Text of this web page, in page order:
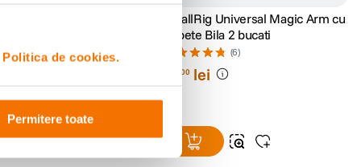
Politica de cookies.
Permitere toate
(0)
SmallRig Universal Magic Arm cu
Capete Bila 2 bucati
(6)
00 lei